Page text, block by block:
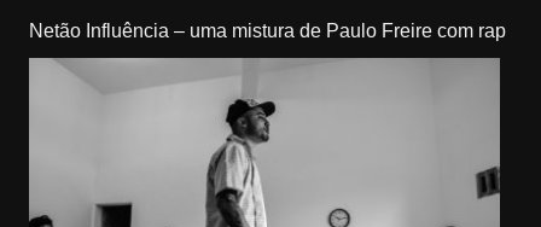
Netão Influência – uma mistura de Paulo Freire com rap